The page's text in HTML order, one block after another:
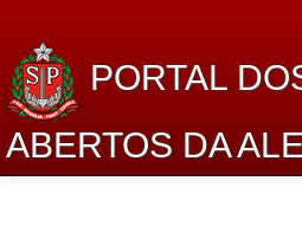
PORTAL
ABERTOS DA